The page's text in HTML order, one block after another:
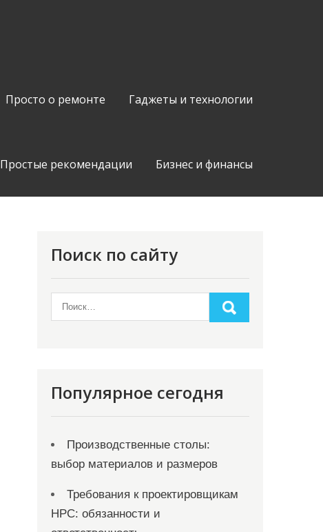
Просто о ремонте Гаджеты и технологии
Простые рекомендации Бизнес и финансы
Поиск по сайту
Популярное сегодня
Производственные столы:
выбор материалов и размеров
Требования к проектировщикам
НРС: обязанности и